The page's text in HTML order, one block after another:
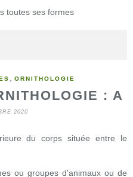
ORNITHOLOGIE
: A
2020
du corps située entre le
ou groupes d'animaux ou de